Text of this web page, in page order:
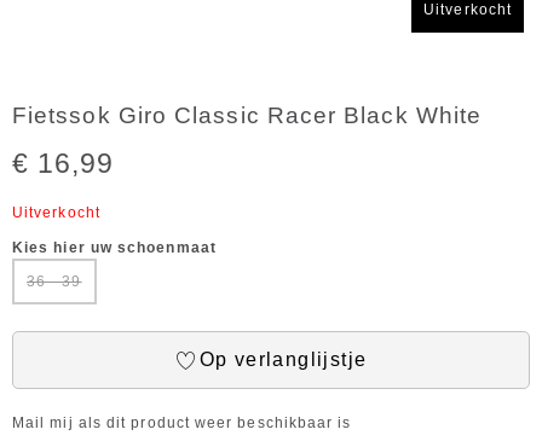
Uitverkocht
Fietssok Giro Classic Racer Black White
€ 16,99
Uitverkocht
Kies hier uw schoenmaat
36 - 39
Op verlanglijstje
Mail mij als dit product weer beschikbaar is